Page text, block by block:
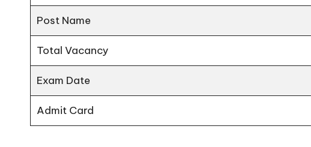
Post Name
Total Vacancy
Exam Date
Admit Card